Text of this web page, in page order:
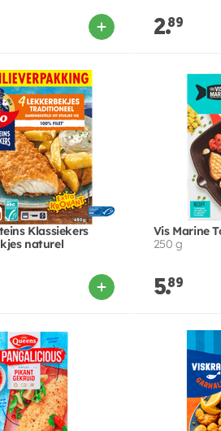
2.89
Klassiekers
naturel
Vis Marine
250 g
5.89